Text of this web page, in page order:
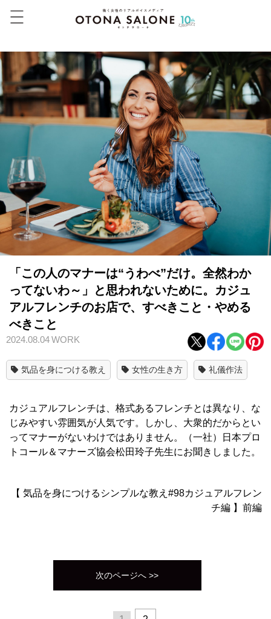
「この人のマナーは“うわべ”だけ。全然わか
ってないわ～」と思われないために。カジュ
アルフレンチのお店で、すべきこと・やめる
べきこと
2024.08.04WORK
気品を身につける教え 女性の生き方 礼儀作法
カジュアルフレンチは、格式あるフレンチとは異なり、な
じみやすい雰囲気が人気です。しかし、大衆的だからとい
ってマナーがないわけではありません。（一社）日本プロ
トコール＆マナーズ協会松田玲子先生にお聞きしました。
【 気品を身につけるシンプルな教え#98カジュアルフレン
チ編 】前編
次のページへ >>